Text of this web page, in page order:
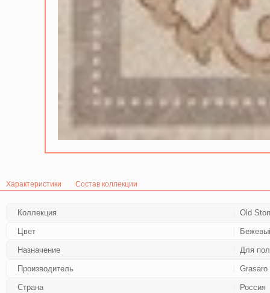
Характеристики Состав коллекции
Коллекция Old
Цвет
Назначение Для
Производитель Grasaro
Страна Россия